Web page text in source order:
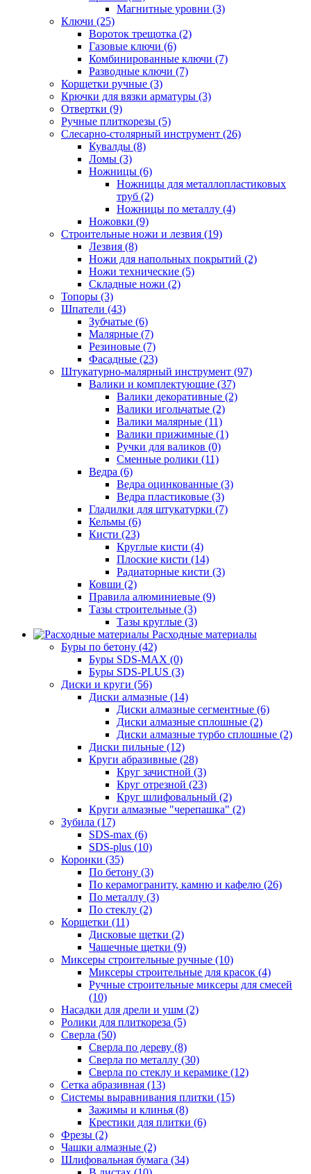
Магнитные уровни (3)
Ключи (25)
Вороток трещотка (2)
Газовые ключи (6)
Комбинированные ключи (7)
Разводные ключи (7)
Корщетки ручные (3)
Крючки для вязки арматуры (3)
Отвертки (9)
Ручные плиткорезы (5)
Слесарно-столярный инструмент (26)
Кувалды (8)
Ломы (3)
Ножницы (6)
Ножницы для металлопластиковых
труб (2)
Ножницы по металлу (4)
Ножовки (9)
Строительные ножи и лезвия (19)
Лезвия (8)
Ножи для напольных покрытий (2)
Ножи технические (5)
Складные ножи (2)
Топоры (3)
Шпатели (43)
Зубчатые (6)
Малярные (7)
Резиновые (7)
Фасадные (23)
Штукатурно-малярный инструмент (97)
Валики и комплектующие (37)
Валики декоративные (2)
Валики игольчатые (2)
Валики малярные (11)
Валики прижимные (1)
Ручки для валиков (0)
Сменные ролики (11)
Ведра (6)
Ведра оцинкованные (3)
Ведра пластиковые (3)
Гладилки для штукатурки (7)
Кельмы (6)
Кисти (23)
Круглые кисти (4)
Плоские кисти (14)
Радиаторные кисти (3)
Ковши (2)
Правила алюминиевые (9)
Тазы строительные (3)
Тазы круглые (3)
Расходные материалы
Буры по бетону (42)
Буры SDS-MAX (0)
Буры SDS-PLUS (3)
Диски и круги (56)
Диски алмазные (14)
Диски алмазные сегментные (6)
Диски алмазные сплошные (2)
Диски алмазные турбо сплошные (2)
Диски пильные (12)
Круги абразивные (28)
Круг зачистной (3)
Круг отрезной (23)
Круг шлифовальный (2)
Круги алмазные "черепашка" (2)
Зубила (17)
SDS-max (6)
SDS-plus (10)
Коронки (35)
По бетону (3)
По керамограниту, камню и кафелю (26)
По металлу (3)
По стеклу (2)
Корщетки (11)
Дисковые щетки (2)
Чашечные щетки (9)
Миксеры строительные ручные (10)
Миксеры строительные для красок (4)
Ручные строительные миксеры для смесей
(10)
Насадки для дрели и ушм (2)
Ролики для плиткореза (5)
Сверла (50)
Сверла по дереву (8)
Сверла по металлу (30)
Сверла по стеклу и керамике (12)
Сетка абразивная (13)
Системы выравнивания плитки (15)
Зажимы и клинья (8)
Крестики для плитки (6)
Фрезы (2)
Чашки алмазные (2)
Шлифовальная бумага (34)